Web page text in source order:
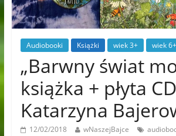
Audiobooki Książki wiek 3+ wiek 6+
„Barwny świat
książka + płyta
Katarzyna
12/02/2018 wNaszejBajce